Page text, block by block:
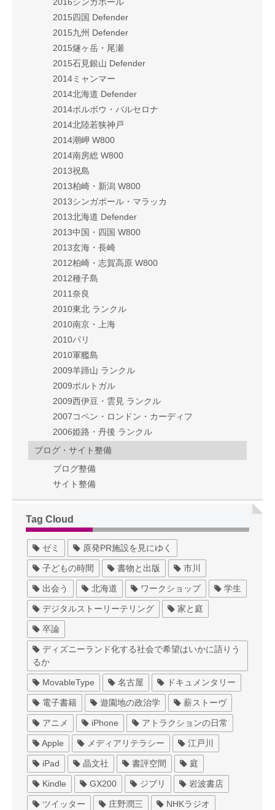
2015四国 Defender
2015九州 Defender
2015燧ヶ岳・尾瀬
2015石見銀山 Defender
2014ミャンマー
2014北海道 Defender
2014ポルボウ・バルセロナ
2014北陸若狭神戸
2014潮岬 W800
2014南房総 W800
2013祝島
2013柏崎・新潟 W800
2013シンガポール・マラッカ
2013北海道 Defender
2013中国・四国 W800
2013玄海・長崎
2012柏崎・志賀高原 W800
2012種子島
2011奈良
2010東北 ランクル
2010南京・上海
2010パリ
2010軍艦島
2009羊蹄山 ランクル
2009ポルトガル
2009西伊豆・雲見 ランクル
2007コペン・ロンドン・カーディフ
2006姫路・丹後 ランクル
ブログ・サイト整備
ブログ整備
サイト整備
Tag Cloud
ゼミ 原発PR施設を見にゆく
子どもの時間 書物と出版 市川
出会う 北海道 ワークショップ 学生
デジタルストーリーテリング 家と庭
卒論
ディズニーランド化する社会で希望はいかに語りう
るか
MovableType 名古屋 ドキュメンタリー
電子書籍 遊園地の政治学 薪ストーヴ
アニメ iPhone アトラクションの日常
Apple メディアリテラシー 江戸川
iPad 晶文社 書評空間 庭
Kindle GX200 ジブリ 岩波書店
ツイッター 庄野潤三 NHKラジオ